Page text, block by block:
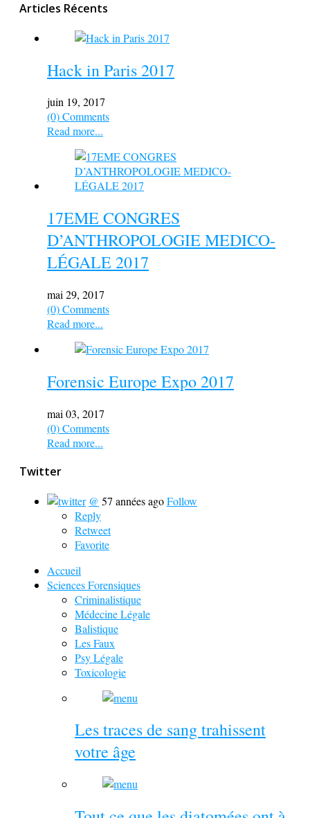
Articles Récents
Hack in Paris 2017
juin 19, 2017
(0) Comments
Read more...
17EME CONGRES
D’ANTHROPOLOGIE MEDICO-
LÉGALE 2017
mai 29, 2017
(0) Comments
Read more...
Forensic Europe Expo 2017
mai 03, 2017
(0) Comments
Read more...
Twitter
@ 57 années agoFollow
Reply
Retweet
Favorite
Accueil
Sciences Forensiques
Criminalistique
Médecine Légale
Balistique
Les Faux
Psy Légale
Toxicologie
Les traces de sang trahissent
votre âge